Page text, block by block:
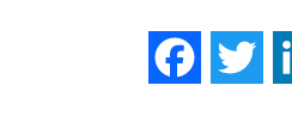
Facebook